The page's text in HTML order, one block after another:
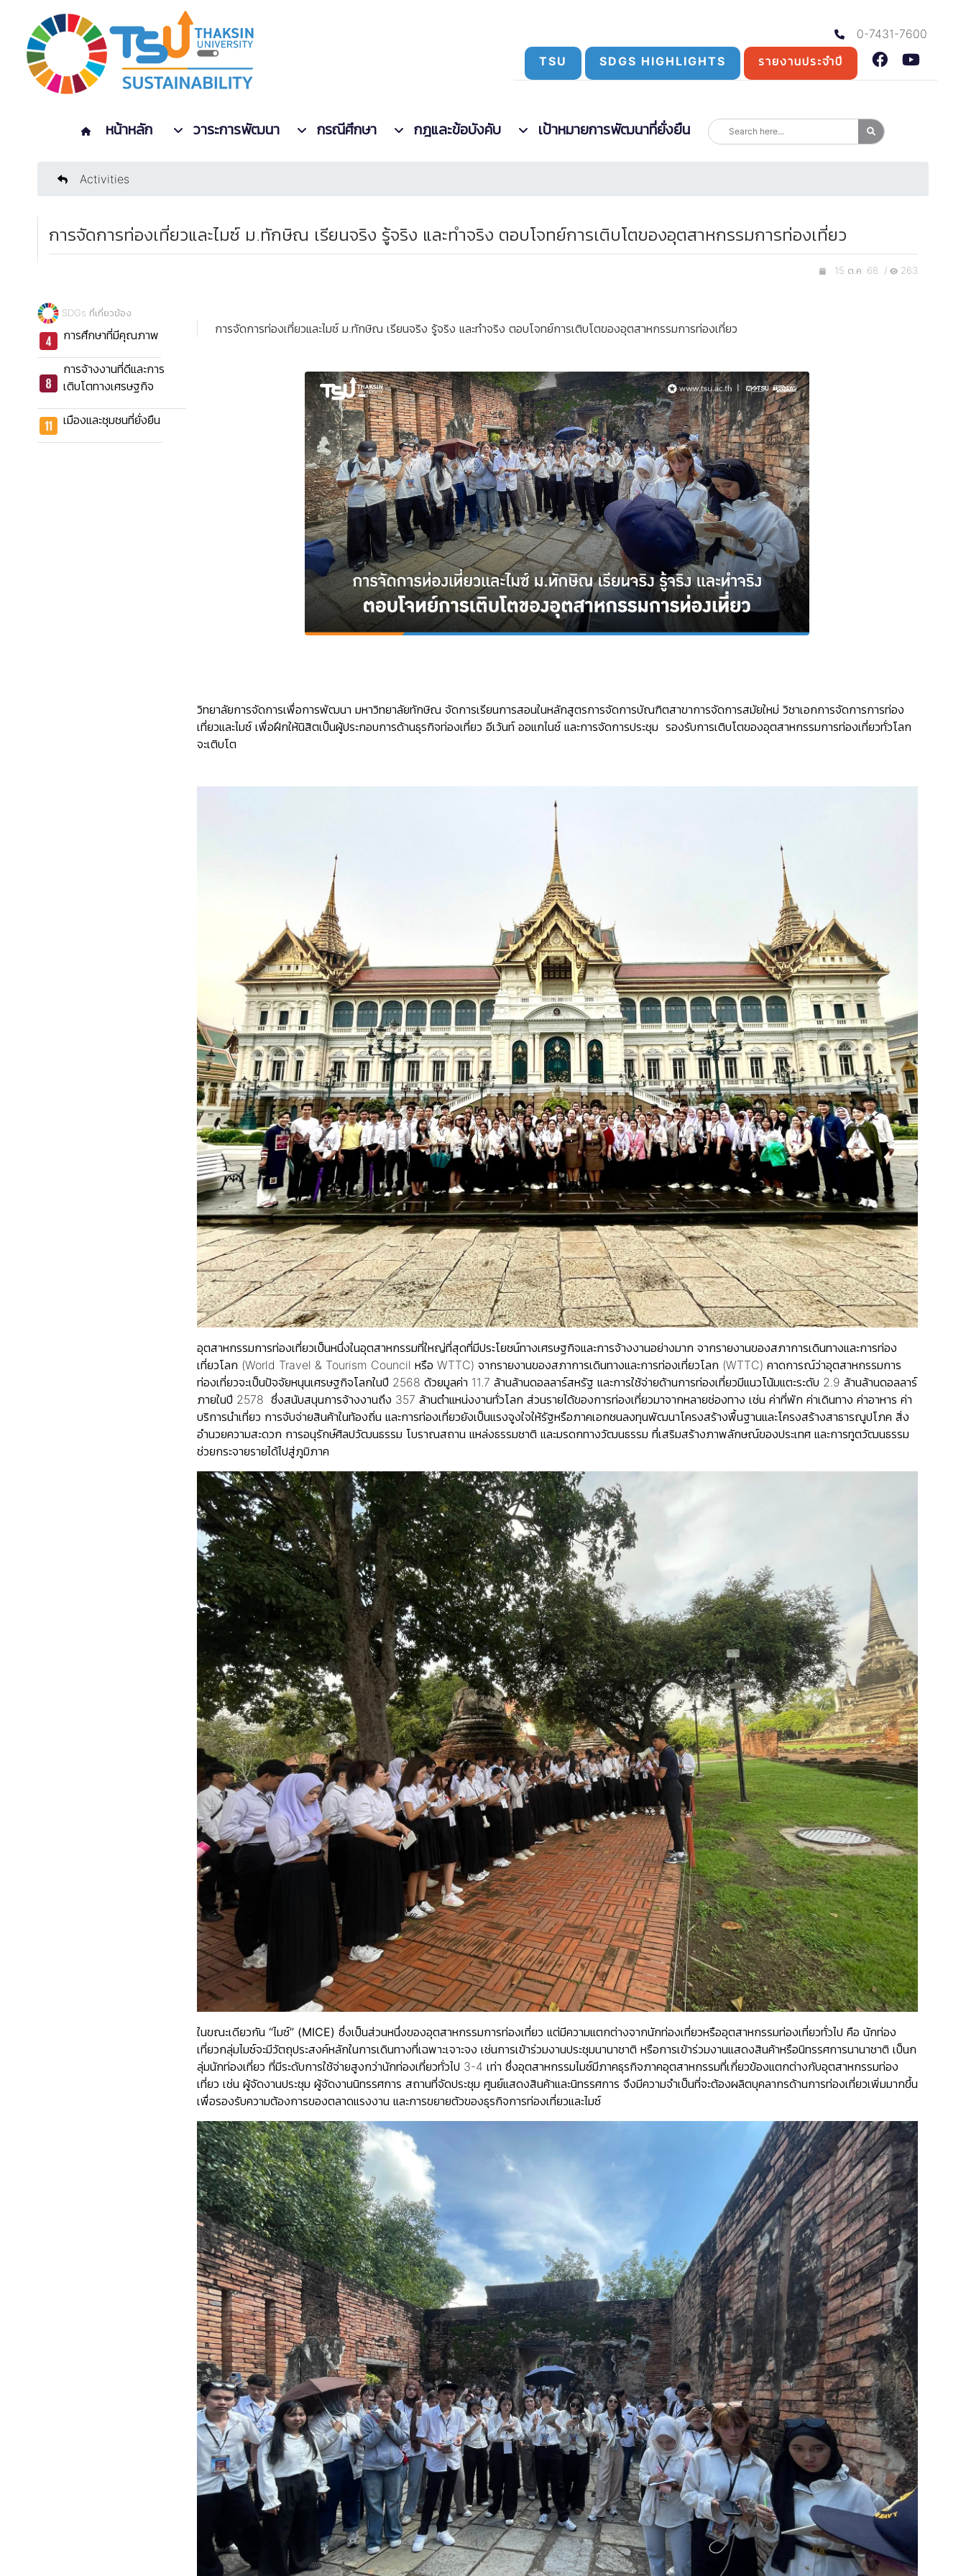
0-7431-7600
TSU
SDGS HIGHLIGHTS รายงานประจำปี
หน้าหลัก วาระการพัฒนา กรณีศึกษา กฎและข้อบังคับ เป้าหมายการพัฒนาที่ยั่งยืน
Activities
การจัดการท่องเที่ยวและไมซ์ ม.ทักษิณ เรียนจริง รู้จริง และทำจริง ตอบโจทย์การเติบโตของอุตสาหกรรมการท่องเที่ยว
15 ต.ค. 68 / 263
SDGs ที่เกี่ยวข้อง
การศึกษาที่มีคุณภาพ
การจ้างงานที่ดีและการ
เติบโตทางเศรษฐกิจ
เมืองและชุมชนที่ยั่งยืน
การจัดการท่องเที่ยวและไมซ์ ม.ทักษิณ เรียนจริง รู้จริง และทำจริง ตอบโจทย์การเติบโตของอุตสาหกรรมการท่องเที่ยว
วิทยาลัยการจัดการเพื่อการพัฒนา มหาวิทยาลัยทักษิณ จัดการเรียนการสอนในหลักสูตรการจัดการบัณฑิตสาขาการจัดการสมัยใหม่ วิชาเอกการจัดการการท่อง
เที่ยวและไมซ์ เพื่อฝึกให้นิสิตเป็นผู้ประกอบการด้านธุรกิจท่องเที่ยว อีเว้นท์ ออแกไนซ์ และการจัดการประชุม รองรับการเติบโตของอุตสาหกรรมการท่องเที่ยวทั่วโลก
จะเติบโต
อุตสาหกรรมการท่องเที่ยวเป็นหนึ่งในอุตสาหกรรมที่ใหญ่ที่สุดที่มีประโยชน์ทางเศรษฐกิจและการจ้างงานอย่างมาก จากรายงานของสภาการเดินทางและการท่อง
เที่ยวโลก (World Travel & Tourism Council หรือ WTTC) จากรายงานของสภาการเดินทางและการท่องเที่ยวโลก (WTTC) คาดการณ์ว่าอุตสาหกรรมการ
ท่องเที่ยวจะเป็นปัจจัยหนุนเศรษฐกิจโลกในปี 2568 ด้วยมูลค่า 11.7 ล้านล้านดอลลาร์สหรัฐ และการใช้จ่ายด้านการท่องเที่ยวมีแนวโน้มแตะระดับ 2.9 ล้านล้านดอลลาร์
ภายในปี 2578 ซึ่งสนับสนุนการจ้างงานถึง 357 ล้านตำแหน่งงานทั่วโลก ส่วนรายได้ของการท่องเที่ยวมาจากหลายช่องทาง เช่น ค่าที่พัก ค่าเดินทาง ค่าอาหาร ค่า
บริการนำเที่ยว การจับจ่ายสินค้าในท้องถิ่น และการท่องเที่ยวยังเป็นแรงจูงใจให้รัฐหรือภาคเอกชนลงทุนพัฒนาโครงสร้างพื้นฐานและโครงสร้างสาธารณูปโภค สิ่ง
อำนวยความสะดวก การอนุรักษ์ศิลปวัฒนธรรม โบราณสถาน แหล่งธรรมชาติ และมรดกทางวัฒนธรรม ที่เสริมสร้างภาพลักษณ์ของประเทศ และการทูตวัฒนธรรม
ช่วยกระจายรายได้ไปสู่ภูมิภาค
ในขณะเดียวกัน “ไมซ์” (MICE) ซึ่งเป็นส่วนหนึ่งของอุตสาหกรรมการท่องเที่ยว แต่มีความแตกต่างจากนักท่องเที่ยวหรืออุตสาหกรรมท่องเที่ยวทั่วไป คือ นักท่อง
เที่ยวกลุ่มไมซ์จะมีวัตถุประสงค์หลักในการเดินทางที่เฉพาะเจาะจง เช่นการเข้าร่วมงานประชุมนานาชาติ หรือการเข้าร่วมงานแสดงสินค้าหรือนิทรรศการนานาชาติ เป็นก
ลุ่มนักท่องเที่ยว ที่มีระดับการใช้จ่ายสูงกว่านักท่องเที่ยวทั่วไป 3-4 เท่า ซึ่งอุตสาหกรรมไมซ์มีภาคธุรกิจภาคอุตสาหกรรมที่เกี่ยวข้องแตกต่างกับอุตสาหกรรมท่อง
เที่ยว เช่น ผู้จัดงานประชุม ผู้จัดงานนิทรรศการ สถานที่จัดประชุม ศูนย์แสดงสินค้าและนิทรรศการ จึงมีความจำเป็นที่จะต้องผลิตบุคลากรด้านการท่องเที่ยวเพิ่มมากขึ้น
เพื่อรองรับความต้องการของตลาดแรงงาน และการขยายตัวของธุรกิจการท่องเที่ยวและไมซ์